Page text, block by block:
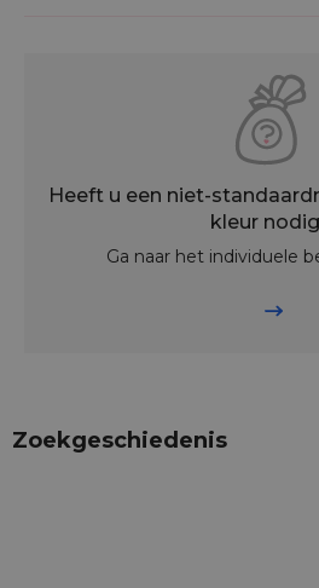
Heeft u een niet-
kleur
Ga naar het individuele
Zoekgeschiedenis